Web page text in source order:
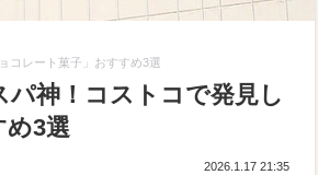
コレート菓子」おすすめ3選
パ神！コストコで発見し
め3選
2026.1.17 21:35